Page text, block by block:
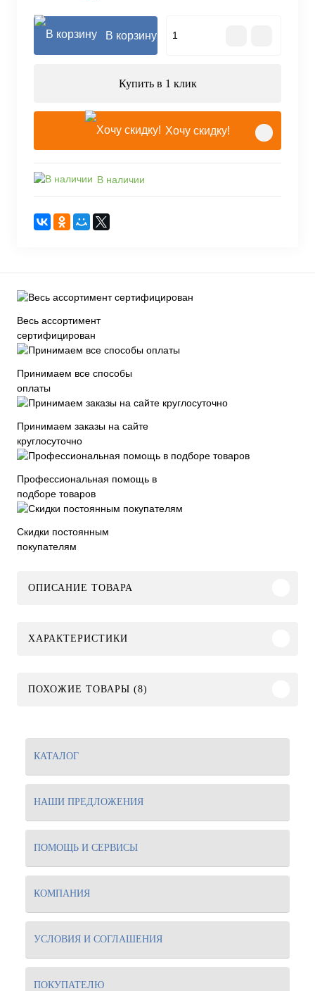
В корзину
Купить в 1 клик
Хочу скидку!
В наличии
Весь ассортимент
сертифицирован
Принимаем все способы
оплаты
Принимаем заказы на сайте
круглосуточно
Профессиональная помощь в
подборе товаров
Скидки постоянным
покупателям
ОПИСАНИЕ ТОВАРА
ХАРАКТЕРИСТИКИ
ПОХОЖИЕ ТОВАРЫ (8)
КАТАЛОГ
НАШИ ПРЕДЛОЖЕНИЯ
ПОМОЩЬ И СЕРВИСЫ
КОМПАНИЯ
УСЛОВИЯ И СОГЛАШЕНИЯ
ПОКУПАТЕЛЮ